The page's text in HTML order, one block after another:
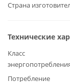
Страна
Технические
Класс
Потребление